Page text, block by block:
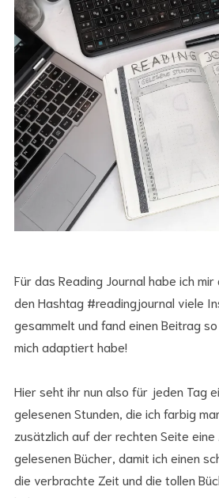
Für das Reading Journal habe ich
den Hashtag #readingjournal viele
gesammelt und fand einen Beitrag
mich adaptiert habe!
Hier seht ihr nun also für jeden Tag
gelesenen Stunden, die ich farbig
zusätzlich auf der rechten Seite
gelesenen Bücher, damit ich einen
die verbrachte Zeit und die tollen